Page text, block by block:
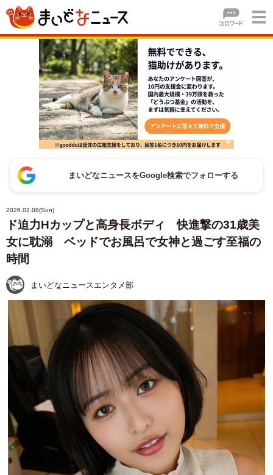
まいどなニュースをGoogle検索でフォローする
2026.02.08(Sun)
ド迫力Hカップと高身長ボディ 快進撃の31歳美
女に耽溺 ベッドでお風呂で女神と過ごす至福の
時間
まいどなニュースエンタメ部